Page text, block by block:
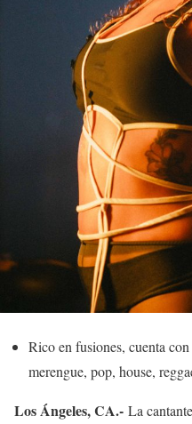
Rico en fusiones, cuenta
merengue, pop, house,
Los Ángeles, CA.- La